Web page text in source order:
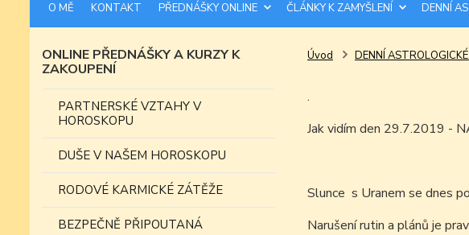
O MĚ KONTAKT PŘEDNÁŠKY ONLINE ČLÁNKY K ZAMYŠLENÍ DENNÍ
ONLINE PŘEDNÁŠKY A KURZY K
ZAKOUPENÍ
PARTNERSKÉ VZTAHY V
HOROSKOPU
DUŠE V NAŠEM HOROSKOPU
RODOVÉ KARMICKÉ ZÁTĚŽE
BEZPEČNĚ PŘIPOUTANÁ
Úvod DENNÍ
.
Jak vidím den 29.7.2019 -
Slunce s Uranem se dnes
Narušení rutin a plánů je